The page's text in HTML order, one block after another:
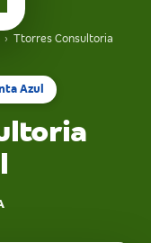
› Ttorres Consultoria
Azul